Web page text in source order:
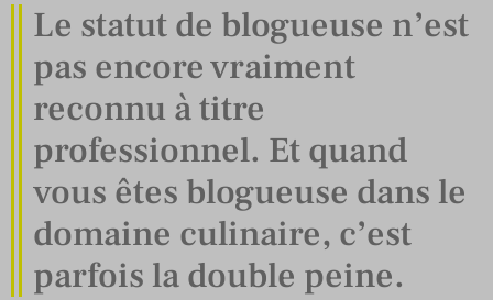
Le statut de blogueuse n’est
pas encore vraiment
reconnu à titre
professionnel. Et quand
vous êtes blogueuse dans le
domaine culinaire, c’est
parfois la double peine.